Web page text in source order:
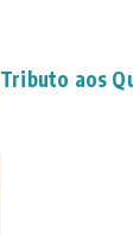
Tributo aos